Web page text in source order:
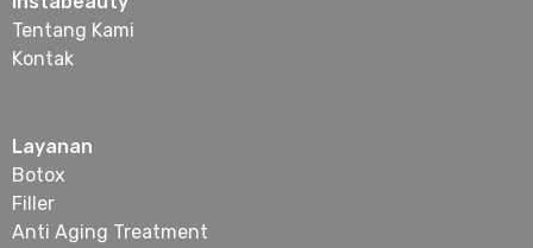
Tentang Kami
Kontak
Layanan
Botox
Filler
Anti Aging Treatment